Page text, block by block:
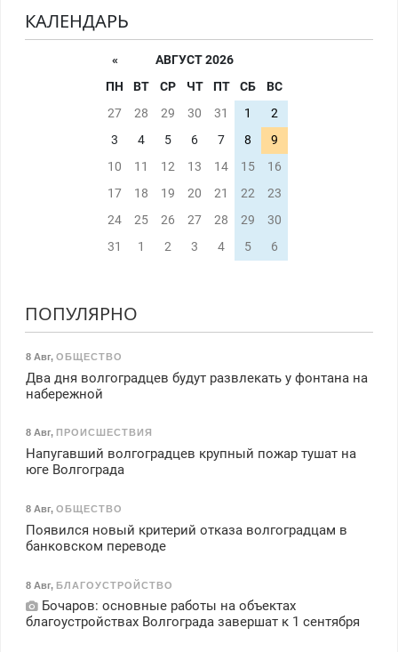
КАЛЕНДАРЬ
«
АВГУСТ 2026
ПН
ВТ СР ЧТ ПТ СБ
ВС
27
28 29 30 31 1
2
3
4 5 6 7 8
9
10
11 12 13 14 15
16
17
18 19 20 21 22
23
24
25 26 27 28 29
30
31
1 2 3 4 5 6
ПОПУЛЯРНО
8 Авг, ОБЩЕСТВО
Два дня волгоградцев будут развлекать у фонтана на
набережной
8 Авг, ПРОИСШЕСТВИЯ
Напугавший волгоградцев крупный пожар тушат на
юге Волгограда
8 Авг, ОБЩЕСТВО
Появился новый критерий отказа волгоградцам в
банковском переводе
8 Авг, БЛАГОУСТРОЙСТВО
Бочаров: основные работы на объектах
благоустройствах Волгограда завершат к 1 сентября